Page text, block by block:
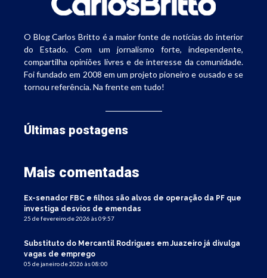
O Blog Carlos Britto é a maior fonte de notícias do interior
do Estado. Com um jornalismo forte, independente,
compartilha opiniões livres e de interesse da comunidade.
Foi fundado em 2008 em um projeto pioneiro e ousado e se
tornou referência. Na frente em tudo!
Últimas postagens
Mais comentadas
Ex-senador FBC e filhos são alvos de operação da PF que
investiga desvios de emendas
25 de fevereiro de 2026 às 09:57
Substituto do Mercantil Rodrigues em Juazeiro já divulga
vagas de emprego
05 de janeiro de 2026 às 08:00